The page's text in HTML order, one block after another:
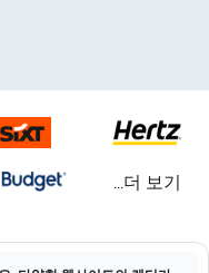
...더 보기